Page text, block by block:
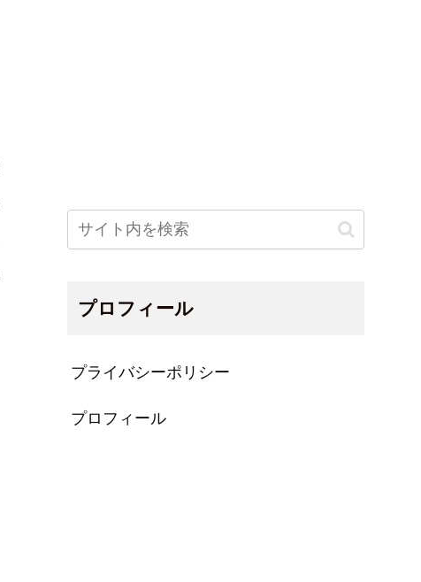
プロフィール
プライバシーポリシー
プロフィール